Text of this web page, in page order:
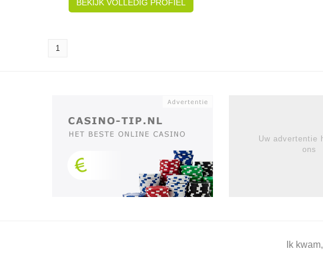
BEKIJK VOLLEDIG PROFIEL
1
Uw advertentie
ons
Ik